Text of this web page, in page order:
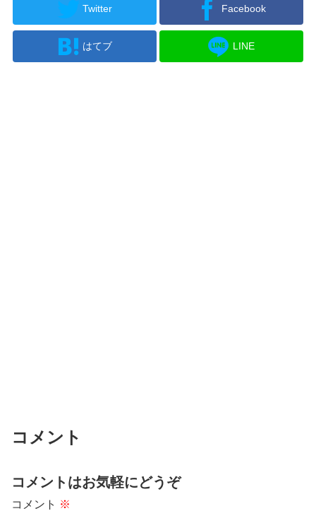
Twitter Facebook
はてブ LINE
コメント
コメントはお気軽にどうぞ
コメント ※